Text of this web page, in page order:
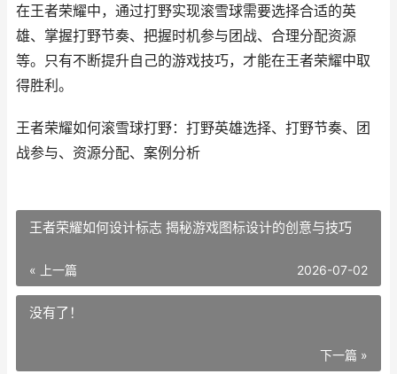
在王者荣耀中，通过打野实现滚雪球需要选择合适的英
雄、掌握打野节奏、把握时机参与团战、合理分配资源
等。只有不断提升自己的游戏技巧，才能在王者荣耀中取
得胜利。
王者荣耀如何滚雪球打野：打野英雄选择、打野节奏、团
战参与、资源分配、案例分析
王者荣耀如何设计标志 揭秘游戏图标设计的创意与技巧
« 上一篇 2026-07-02
没有了！
下一篇 »